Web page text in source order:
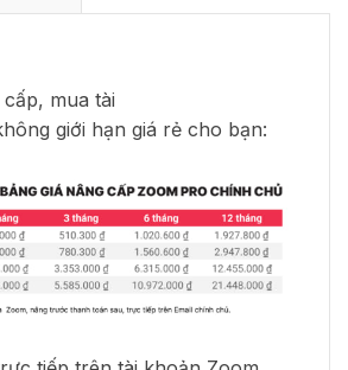
mua tài
giới hạn giá rẻ cho bạn: